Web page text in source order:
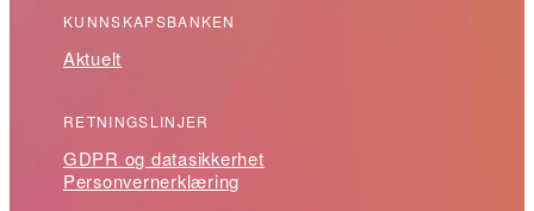
KUNNSKAPSBANKEN
Aktuelt
RETNINGSLINJER
GDPR og datasikkerhet
Personvernerklæring